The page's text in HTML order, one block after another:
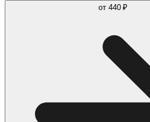
от 440 ₽